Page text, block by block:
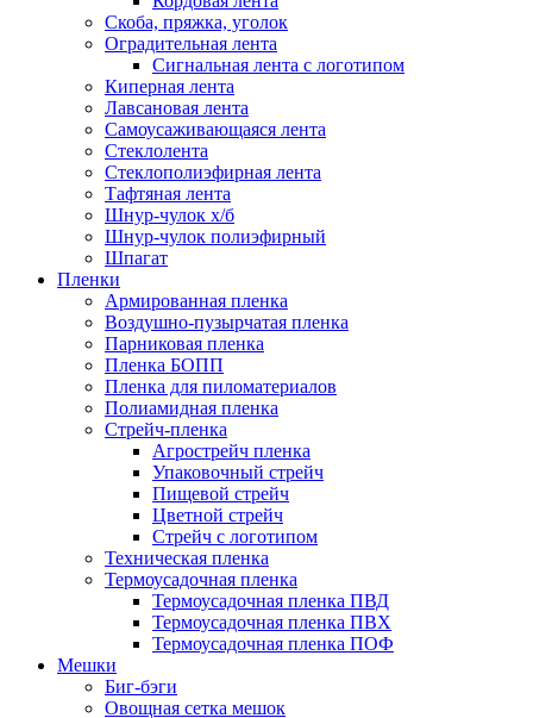
Скоба, пряжка, уголок
Оградительная лента
Сигнальная лента с логотипом
Киперная лента
Лавсановая лента
Самоусаживающаяся лента
Стеклолента
Стеклополиэфирная лента
Тафтяная лента
Шнур-чулок х/б
Шнур-чулок полиэфирный
Шпагат
Пленки
Армированная пленка
Воздушно-пузырчатая пленка
Парниковая пленка
Пленка БОПП
Пленка для пиломатериалов
Полиамидная пленка
Стрейч-пленка
Агрострейч пленка
Упаковочный стрейч
Пищевой стрейч
Цветной стрейч
Стрейч с логотипом
Техническая пленка
Термоусадочная пленка
Термоусадочная пленка ПВД
Термоусадочная пленка ПВХ
Термоусадочная пленка ПОФ
Мешки
Биг-бэги
Овощная сетка мешок